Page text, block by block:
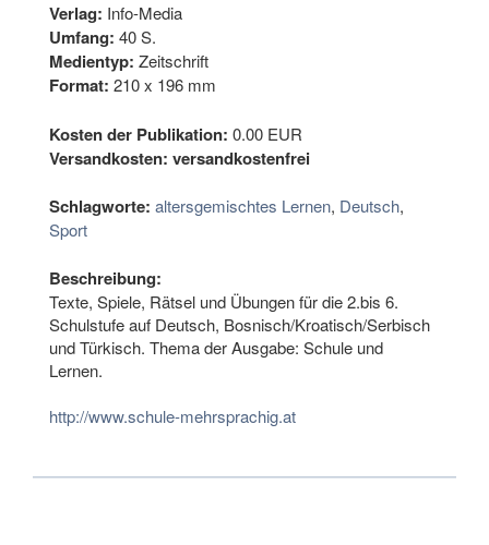
Verlag: Info-Media
Umfang: 40 S.
Medientyp: Zeitschrift
Format: 210 x 196 mm
Kosten der Publikation: 0.00 EUR
Versandkosten: versandkostenfrei
Schlagworte: altersgemischtes Lernen, Deutsch,
Sport
Beschreibung:
Texte, Spiele, Rätsel und Übungen für die 2.bis 6.
Schulstufe auf Deutsch, Bosnisch/Kroatisch/Serbisch
und Türkisch. Thema der Ausgabe: Schule und
Lernen.
http://www.schule-mehrsprachig.at